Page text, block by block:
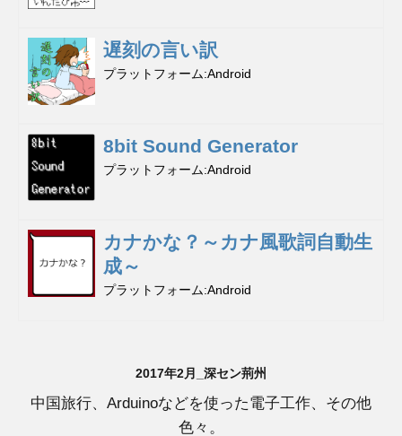
遅刻の言い訳
プラットフォーム Android
8bit Sound Generator
プラットフォーム Android
カナかな？～カナ風歌詞自動生
成～
プラットフォーム Android
2017年2月_深セン荊州
中国旅行、Arduinoなどを使った電子工作、その他
色々。